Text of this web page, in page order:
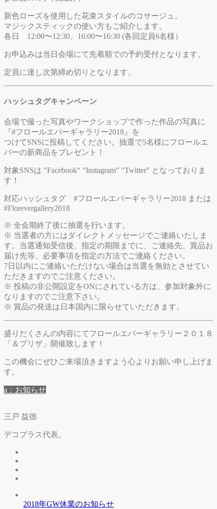
新色ローズを使用した花束スタイルのコサージュ。
マジックスティックの使い方もご紹介します。
各日 12:00〜12:30、16:00〜16:30 (各回定員6名様）
お申込みは当日会場にて先着順での予約受付となります。
定員に達し次第締め切りとなります。
ハッシュタグキャンペーン
会場で撮った写真やワークショップで作った作品の写真に
『#フロールエバーギャラリー2018』を
つけてSNSに投稿してください。抽選で5名様にフロールエ
バーの新商品をプレゼント！
対象SNSは "Facebook" "Instagram" "Twitter" となっておりま
す！
対応ハッシュタグ #フロールエバーギャラリー2018 または
#Florevergallery2018
※ 全会期終了後に抽選を行います。
※ 当選者の方にはダイレクトメッセージでご連絡いたしま
す。当選通知受信後、指定の期限までに、ご連絡先、賞品お
届け先等、必要事項を指定の方法でご連絡ください。
7日以内にご連絡いただけない場合は当選を無効とさせてい
ただきますのでご注意ください。
※ 投稿の非公開設定をONにされている方は、参加対象外に
なりますのでご注意下さい。
※ 賞品の発送は日本国内に限らせていただきます。
盛りだくさんの内容にてフロールエバーギャラリー２０１８
「＆プリザ」開催致します！
この機会にぜひご来場頂きますよう心よりお願い申し上げま
す。
a：お知らせ
三戸 益徳
デコプラス代表。
2018年GW休業のお知らせ